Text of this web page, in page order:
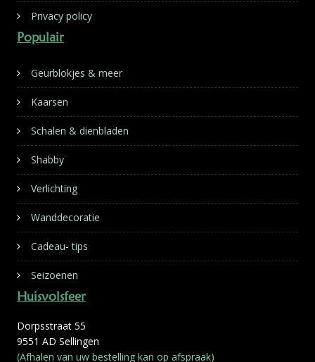
Privacy policy
Populair
Geurblokjes & meer
Kaarsen
Schalen & dienbladen
Shabby
Verlichting
Wanddecoratie
Cadeau- tips
Seizoenen
Huisvolsfeer
Dorpsstraat 55
9551 AD Sellingen
(Afhalen van uw bestelling kan op afspraak)